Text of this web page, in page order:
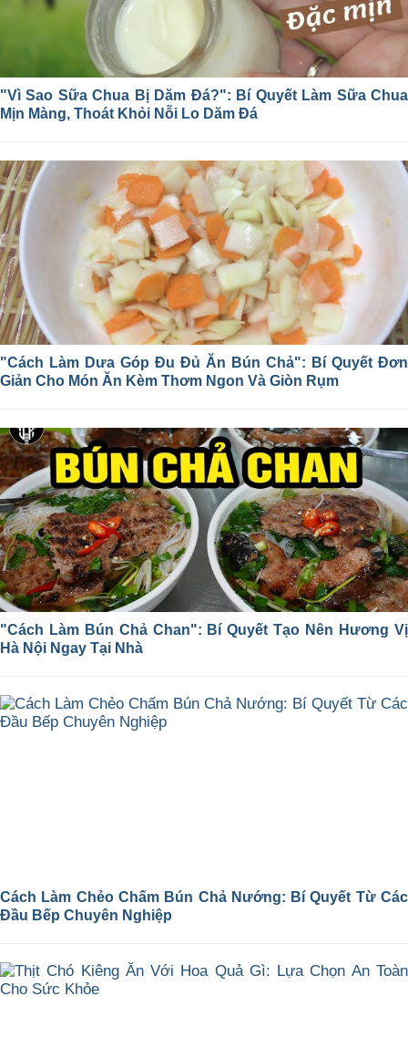
"Vì Sao Sữa Chua Bị Dăm Đá?": Bí Quyết Làm Sữa Chua
Mịn Màng, Thoát Khỏi Nỗi Lo Dăm Đá
"Cách Làm Dưa Góp Đu Đủ Ăn Bún Chả": Bí Quyết Đơn
Giản Cho Món Ăn Kèm Thơm Ngon Và Giòn Rụm
"Cách Làm Bún Chả Chan": Bí Quyết Tạo Nên Hương Vị
Hà Nội Ngay Tại Nhà
Cách Làm Chẻo Chấm Bún Chả Nướng: Bí Quyết Từ Các
Đầu Bếp Chuyên Nghiệp